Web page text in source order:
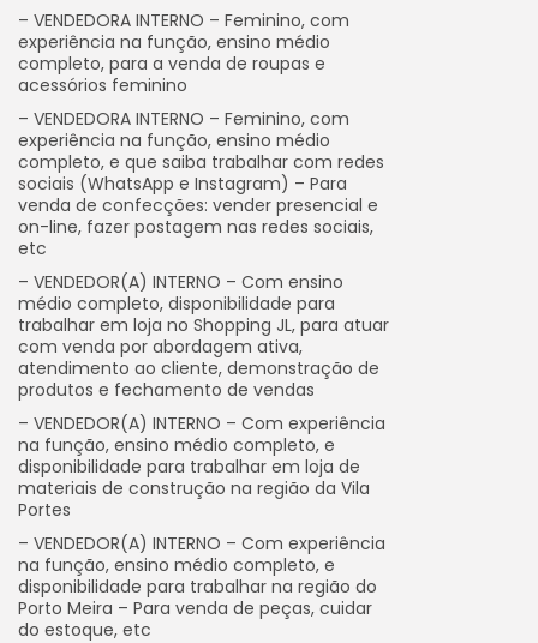
– VENDEDORA INTERNO – Feminino, com
experiência na função, ensino médio
completo, para a venda de roupas e
acessórios feminino
– VENDEDORA INTERNO – Feminino, com
experiência na função, ensino médio
completo, e que saiba trabalhar com redes
sociais (WhatsApp e Instagram) – Para
venda de confecções: vender presencial e
on-line, fazer postagem nas redes sociais,
etc
– VENDEDOR(A) INTERNO – Com ensino
médio completo, disponibilidade para
trabalhar em loja no Shopping JL, para atuar
com venda por abordagem ativa,
atendimento ao cliente, demonstração de
produtos e fechamento de vendas
– VENDEDOR(A) INTERNO – Com experiência
na função, ensino médio completo, e
disponibilidade para trabalhar em loja de
materiais de construção na região da Vila
Portes
– VENDEDOR(A) INTERNO – Com experiência
na função, ensino médio completo, e
disponibilidade para trabalhar na região do
Porto Meira – Para venda de peças, cuidar
do estoque, etc